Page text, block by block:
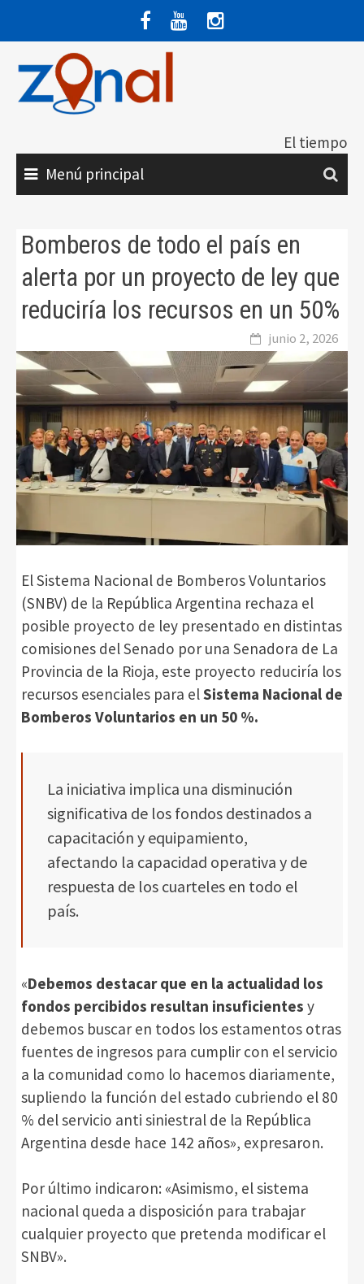
contenido
El tiempo
Menú principal
Bomberos de todo el país en
alerta por un proyecto de ley que
reduciría los recursos en un 50%
junio 2, 2026
El Sistema Nacional de Bomberos Voluntarios
(SNBV) de la República Argentina rechaza el
posible proyecto de ley presentado en distintas
comisiones del Senado por una Senadora de La
Provincia de la Rioja, este proyecto reduciría los
recursos esenciales para elSistema Nacional de
Bomberos Voluntarios en un 50 %.
La iniciativa implica una disminución
significativa de los fondos destinados a
capacitación y equipamiento,
afectando la capacidad operativa y de
respuesta de los cuarteles en todo el
país.
«Debemos destacar que en la actualidad los
fondos percibidos resultan insuficientes y
debemos buscar en todos los estamentos otras
fuentes de ingresos para cumplir con el servicio
a la comunidad como lo hacemos diariamente,
supliendo la función del estado cubriendo el 80
% del servicio anti siniestral de la República
Argentina desde hace 142 años», expresaron.
Por último indicaron: «Asimismo, el sistema
nacional queda a disposición para trabajar
cualquier proyecto que pretenda modificar el
SNBV».